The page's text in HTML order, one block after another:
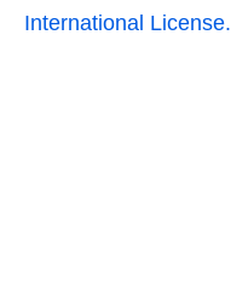
International License.